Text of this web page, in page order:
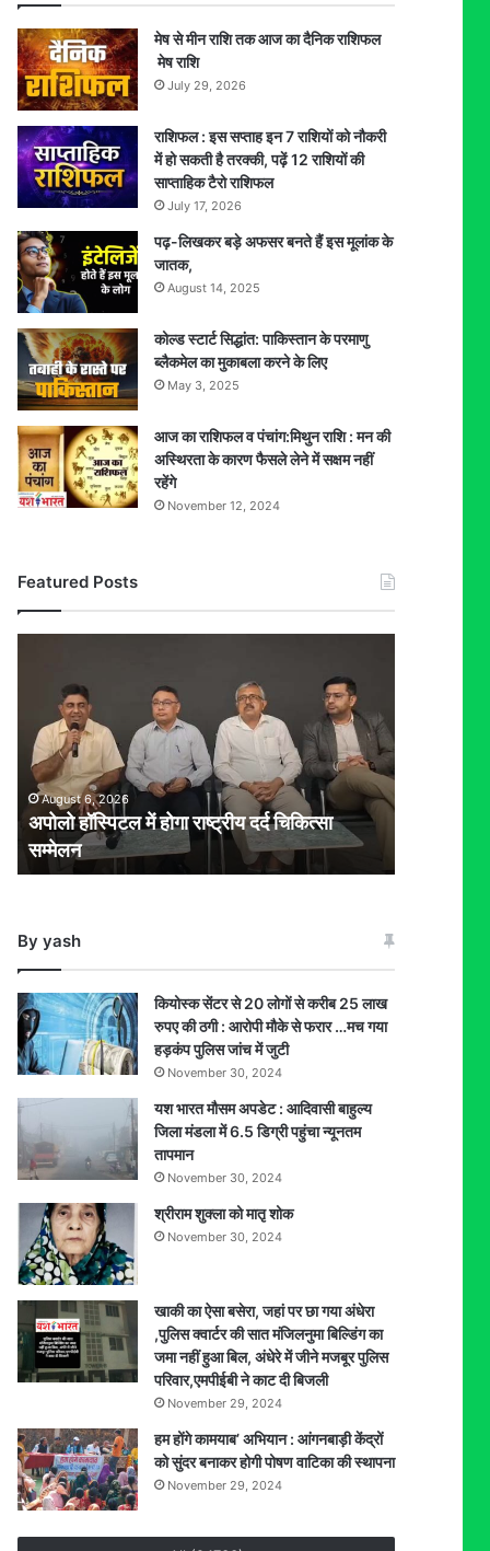
मेष से मीन राशि तक आज का दैनिक राशिफल
मेष राशि
July 29, 2026
राशिफल : इस सप्ताह इन 7 राशियों को नौकरी
में हो सकती है तरक्की, पढ़ें 12 राशियों की
साप्ताहिक टैरो राशिफल
July 17, 2026
पढ़-लिखकर बड़े अफसर बनते हैं इस मूलांक के
जातक,
August 14, 2025
कोल्ड स्टार्ट सिद्धांत: पाकिस्तान के परमाणु
ब्लैकमेल का मुकाबला करने के लिए
May 3, 2025
आज का राशिफल व पंचांग:मिथुन राशि : मन की
अस्थिरता के कारण फैसले लेने में सक्षम नहीं
रहेंगे
November 12, 2024
Featured Posts
राष्ट्रीय
दर्द
चिकित्सा
सम्मेलनAugust 6, 2026
अपोलो हॉस्पिटल में होगा राष्ट्रीय दर्द चिकित्सा
सम्मेलन
By yash
कियोस्क सेंटर से 20 लोगों से करीब 25 लाख
रुपए की ठगी : आरोपी मौके से फरार …मच गया
हड़कंप पुलिस जांच में जुटी
November 30, 2024
यश भारत मौसम अपडेट : आदिवासी बाहुल्य
जिला मंडला में 6.5 डिग्री पहुंचा न्यूनतम
तापमान
November 30, 2024
श्रीराम शुक्ला को मातृ शोक
November 30, 2024
खाकी का ऐसा बसेरा, जहां पर छा गया अंधेरा
,पुलिस क्वार्टर की सात मंजिलनुमा बिल्डिंग का
जमा नहीं हुआ बिल, अंधेरे में जीने मजबूर पुलिस
परिवार,एमपीईबी ने काट दी बिजली
November 29, 2024
हम होंगे कामयाब’ अभियान : आंगनबाड़ी केंद्रों
को सुंदर बनाकर होगी पोषण वाटिका की स्थापना
November 29, 2024